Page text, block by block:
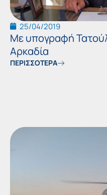
25/04/2019
Με υπογραφή
Αρκαδία
ΠΕΡΙΣΣΟΤΕΡΑ